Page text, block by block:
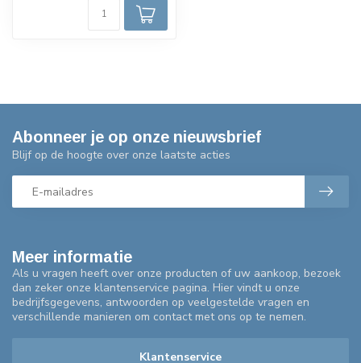
Meer informatie
Als u vragen heeft over onze producten of uw aankoop, bezoek
dan zeker onze klantenservice pagina. Hier vindt u onze
bedrijfsgegevens, antwoorden op veelgestelde vragen en
verschillende manieren om contact met ons op te nemen.
Klantenservice
Abonneer je op onze nieuwsbrief
Blijf op de hoogte over onze laatste acties